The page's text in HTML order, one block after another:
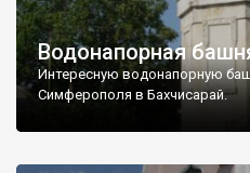
Водонапорная
Интересную водонапорную
Симферополя в Бахчисарай.